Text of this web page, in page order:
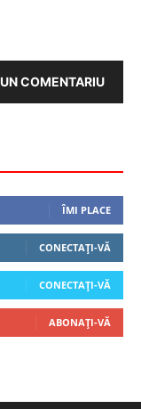
COMENTARIU
ÎMI PLACE
CONECTAȚI-VĂ
CONECTAȚI-VĂ
ABONAȚI-VĂ